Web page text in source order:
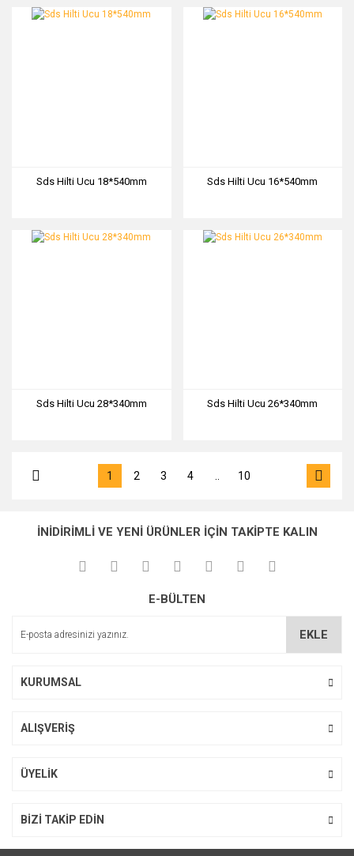
Sds Hilti Ucu 18*540mm Sds Hilti Ucu 16*540mm
Sds Hilti Ucu 28*340mm Sds Hilti Ucu 26*340mm
1 2 3 4 10
İNİDİRİMLİ VE YENİ ÜRÜNLER İÇİN TAKİPTE KALIN
E-BÜLTEN
EKLE
KURUMSAL
ALIŞVERİŞ
ÜYELİK
BİZİ TAKİP EDİN